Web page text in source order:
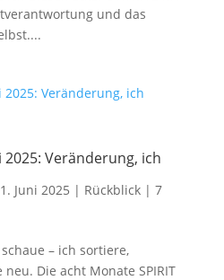
und das
Veränderung, ich
1. Juni 2025 | Rückblick| 7
– ich sortiere,
Die acht Monate SPIRIT